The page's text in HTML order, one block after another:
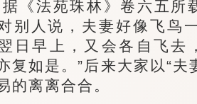
法苑珠林》卷六五所载
别人说，夫妻好像飞鸟
日早上，又会各自飞去
复如是。”后来大家以“
的离离合合。